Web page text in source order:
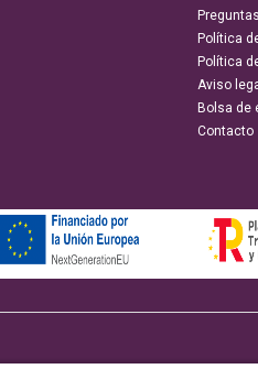
Política
Política
Aviso
Bolsa de
Contacto